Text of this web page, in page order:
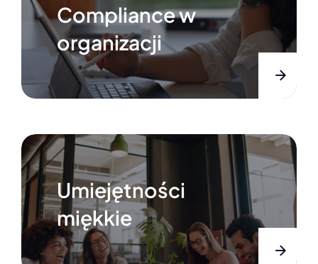
Compliance w
organizacji
Umiejętności
miękkie